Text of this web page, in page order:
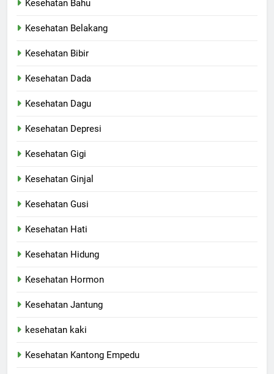
Kesehatan Bahu
Kesehatan Belakang
Kesehatan Bibir
Kesehatan Dada
Kesehatan Dagu
Kesehatan Depresi
Kesehatan Gigi
Kesehatan Ginjal
Kesehatan Gusi
Kesehatan Hati
Kesehatan Hidung
Kesehatan Hormon
Kesehatan Jantung
kesehatan kaki
Kesehatan Kantong Empedu